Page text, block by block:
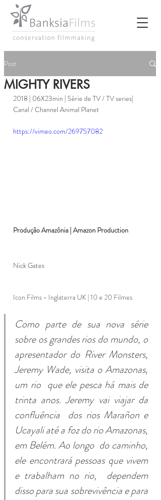
Post
MIGHTY RIVERS
2018 | 06X23min | Série de TV / TV series|
Canal / Channel Animal Planet
https://vimeo.com/269757082
Produção Amazônia | Amazon Production
Nick Gates
Icon Films - Inglaterra UK | 10 e 20 Filmes
Como parte de sua nova série
sobre os grandes rios do mundo, o
apresentador do River Monsters,
Jeremy Wade, visita o Amazonas,
um rio  que ele pesca há mais de
trinta anos. Jeremy vai viajar da
confluência  dos rios Marañon e
Ucayali até a foz do rio Amazonas,
em Belém. Ao longo  do caminho,
ele encontrará pessoas que vivem
e trabalham no rio,  dependem
disso para sua sobrevivência e para